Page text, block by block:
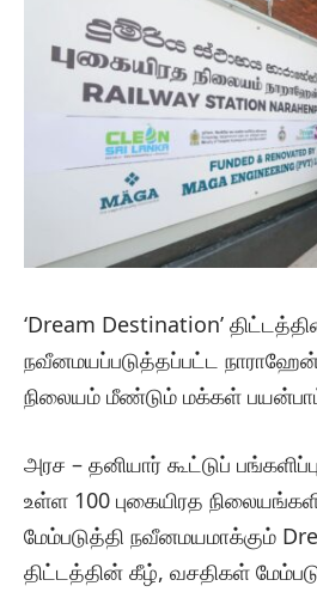
‘Dream Destination’
நவீனமயப்படுத்தப்பட்ட
நிலையம் மீண்டும் மக்கள்
அரச – தனியார் கூட்டுப்
உள்ள 100 புகையிரத
மேம்படுத்தி நவீனமயமாக்கும்
திட்டத்தின் கீழ், வசதிகள்